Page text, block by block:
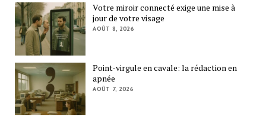
Votre miroir connecté exige une mise à
jour de votre visage
AOÛT 8, 2026
Point-virgule en cavale: la rédaction en
apnée
AOÛT 7, 2026